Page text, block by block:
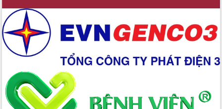
nghệ, hướng tới phát triển thủy sản
bền vững
Tập huấn nâng cao năng lực triển khai
chuyển đổi số cho cán bộ, công chức
cấp xã
Đắk Lắk phát động hưởng ứng Ngày
Quyền của người tiêu dùng Việt Nam
2026
Đẩy mạnh cải cách hành chính, quyết
tâm đạt được mục tiêu tăng trưởng